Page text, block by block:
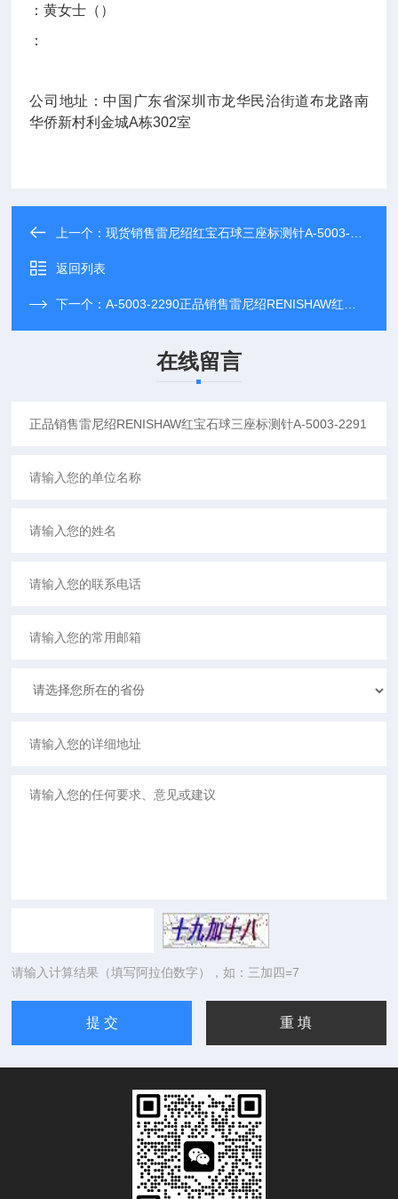
：黄女士（）
：
公司地址：中国广东省深圳市龙华民治街道布龙路南
华侨新村利金城A栋302室
上一个：现货销售雷尼绍红宝石球三座标测针A-5003-4786
返回列表
下一个：A-5003-2290正品销售雷尼绍RENISHAW红宝石球三座标测针A-5003-2290
在线留言
请输入计算结果（填写阿拉伯数字），如：三加四=7